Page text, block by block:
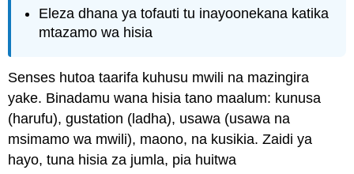
Eleza dhana ya tofauti tu inayoonekana katika
mtazamo wa hisia
Senses hutoa taarifa kuhusu mwili na mazingira
yake. Binadamu wana hisia tano maalum: kunusa
(harufu), gustation (ladha), usawa (usawa na
msimamo wa mwili), maono, na kusikia. Zaidi ya
hayo, tuna hisia za jumla, pia huitwa